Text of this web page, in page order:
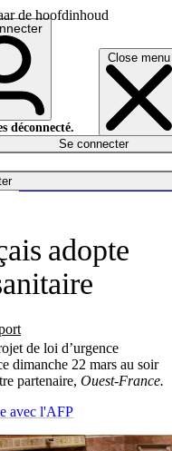
de hoofdinhoud
Close menu
déconnecté.
Se connecter
adopte
de loi d’urgence
dimanche 22 mars au soir
partenaire, Ouest-France.
avec l'AFP